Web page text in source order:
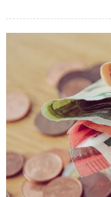
Tiền mặt trong
April 9, 2025